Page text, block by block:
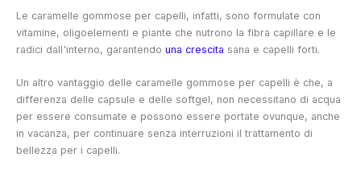
Le caramelle gommose per capelli, infatti, sono formulate con
vitamine, oligoelementi e piante che nutrono la fibra capillare e le
radici dall'interno, garantendo una crescita sana e capelli forti.
Un altro vantaggio delle caramelle gommose per capelli è che, a
differenza delle capsule e delle softgel, non necessitano di acqua
per essere consumate e possono essere portate ovunque, anche
in vacanza, per continuare senza interruzioni il trattamento di
bellezza per i capelli.